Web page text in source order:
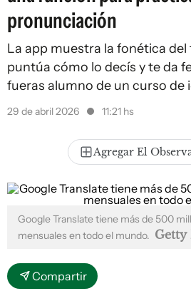
pronunciación
La app muestra la fonética
puntúa cómo lo decís y te da
fueras alumno de un curso de
29 de abril 2026 11:21 hs
Agregar El
Google Translate tiene más de 500
mensuales en todo el mundo. Getty
Compartir